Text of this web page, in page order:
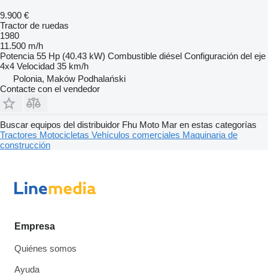
9.900 €
Tractor de ruedas
1980
11.500 m/h
Potencia 55 Hp (40.43 kW) Combustible diésel Configuración del eje
4x4 Velocidad 35 km/h
Polonia, Maków Podhalański
Contacte con el vendedor
Buscar equipos del distribuidor Fhu Moto Mar en estas categorías
Tractores Motocicletas Vehículos comerciales Maquinaria de
construcción
Empresa
Quiénes somos
Ayuda